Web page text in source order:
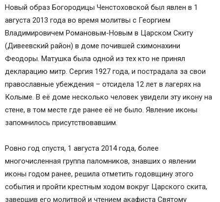
Новый образ Богородицы Ченстоховской был явлен в 1
августа 2013 года во время молитвы с Георгием
Владимировичем Романовым-Новым в Царском Скиту
(Дивеевский район) в доме почившей схимонахини
Феодоры. Матушка была одной из тех кто не принял
декларацию митр. Сергия 1927 года, и пострадала за свои
православные убеждения – отсидела 12 лет в лагерях на
Колыме. В её доме несколько человек увидели эту икону на
стене, в том месте где ранее её не было. Явление иконы
запомнилось присутствовавшим.
Ровно год спустя, 1 августа 2014 года, более
многочисленная группа паломников, знавших о явлении
иконы годом ранее, решила отметить годовщину этого
события и пройти крестным ходом вокруг Царского скита,
завершив его молитвой и чтением акафиста Святому